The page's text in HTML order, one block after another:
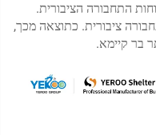
התחבורה הציבורית.
ציבורית. כתוצאה מכך,
בר קיימא.